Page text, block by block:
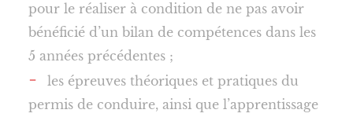
pour le réaliser à condition de ne pas avoir
bénéficié d’un bilan de compétences dans les
5 années précédentes ;
les épreuves théoriques et pratiques du
permis de conduire, ainsi que l’apprentissage